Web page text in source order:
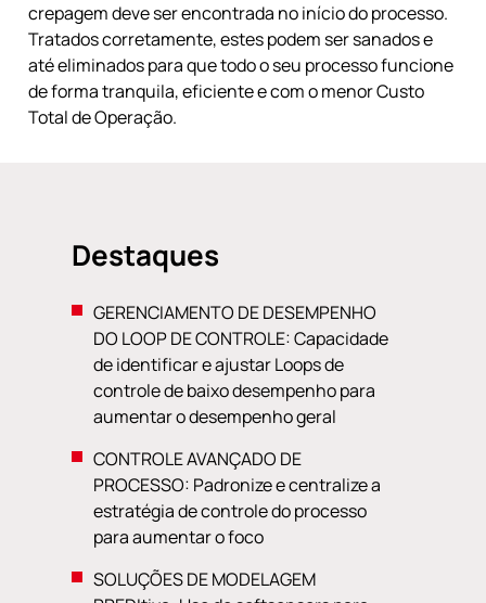
crepagem deve ser encontrada no início do processo.
Tratados corretamente, estes podem ser sanados e
até eliminados para que todo o seu processo funcione
de forma tranquila, eficiente e com o menor Custo
Total de Operação.
Destaques
GERENCIAMENTO DE DESEMPENHO
DO LOOP DE CONTROLE: Capacidade
de identificar e ajustar Loops de
controle de baixo desempenho para
aumentar o desempenho geral
CONTROLE AVANÇADO DE
PROCESSO: Padronize e centralize a
estratégia de controle do processo
para aumentar o foco
SOLUÇÕES DE MODELAGEM